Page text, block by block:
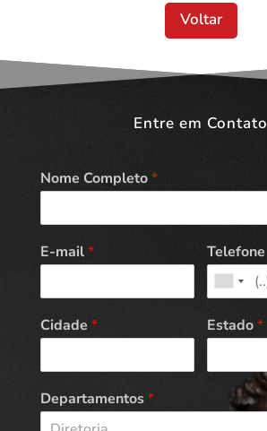
Voltar
Entre em Contato
Nome Completo*
E-mail* Telefone
Cidade * Estado*
Departamentos*